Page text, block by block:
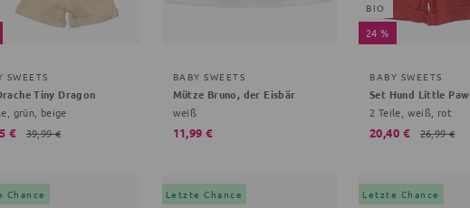
SWEETS
Tiny Dragon
grün, beige
€ 39,99 €
BABY SWEETS
Mütze Bruno, der Eisbär
weiß
11,99 €
BIO
24 %
BABY SWEETS
Set Hund Little Paw
2 Teile, weiß, rot
20,40 € 26,99 €
Chance Letzte Chance Letzte Chance